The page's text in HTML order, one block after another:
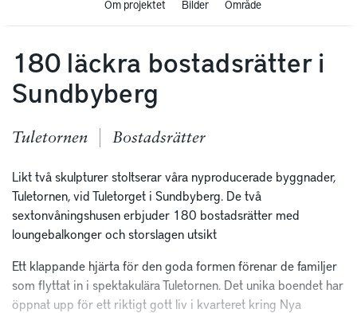
Om projektet Bilder Område
180 läckra bostadsrätter i
Sundbyberg
Tuletornen Bostadsrätter
Likt två skulpturer stoltserar våra nyproducerade byggnader,
Tuletornen, vid Tuletorget i Sundbyberg. De två
sextonvåningshusen erbjuder 180 bostadsrätter med
loungebalkonger och storslagen utsikt
Ett klappande hjärta för den goda formen förenar de familjer
som flyttat in i spektakulära Tuletornen. Det unika boendet har
öppnat upp för ett riktigt gott liv i kvarteret kring Nya